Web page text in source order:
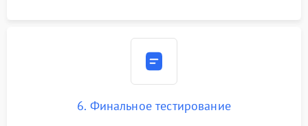
6. Финальное тестирование